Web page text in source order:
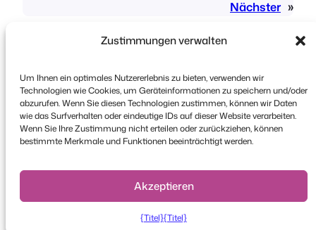
Zustimmungen verwalten
Um Ihnen ein optimales Nutzererlebnis zu bieten, verwenden wir
Technologien wie Cookies, um Geräteinformationen zu speichern und/oder
abzurufen. Wenn Sie diesen Technologien zustimmen, können wir Daten
wie das Surfverhalten oder eindeutige IDs auf dieser Website verarbeiten.
Wenn Sie Ihre Zustimmung nicht erteilen oder zurückziehen, können
bestimmte Merkmale und Funktionen beeinträchtigt werden.
Akzeptieren
{Titel}{Titel}
Nächster »
Urheberrecht © 2026 FooEvents. Alle Rechte
vorbehalten.